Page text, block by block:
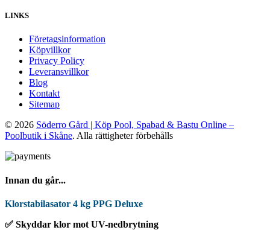
LINKS
Företagsinformation
Köpvillkor
Privacy Policy
Leveransvillkor
Blog
Kontakt
Sitemap
© 2026 Söderro Gård | Köp Pool, Spabad & Bastu Online –
Poolbutik i Skåne. Alla rättigheter förbehålls
Innan du går...
Klorstabilasator 4 kg PPG Deluxe
✅ Skyddar klor mot UV-nedbrytning